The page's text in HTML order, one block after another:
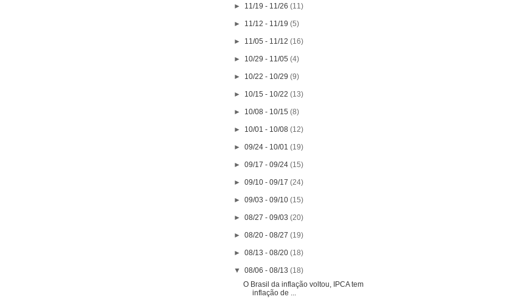
► 11/19 - 11/26(11)
► 11/12 - 11/19(5)
► 11/05 - 11/12(16)
► 10/29 - 11/05(4)
► 10/22 - 10/29(9)
► 10/15 - 10/22(13)
► 10/08 - 10/15(8)
► 10/01 - 10/08(12)
►09/24 - 10/01(19)
►09/17 - 09/24(15)
►09/10 - 09/17(24)
►09/03 - 09/10(15)
►08/27 - 09/03(20)
►08/20 - 08/27(19)
►08/13 - 08/20(18)
▼08/06 - 08/13(18)
O Brasil da inflação voltou, IPCA tem
inflação de ...